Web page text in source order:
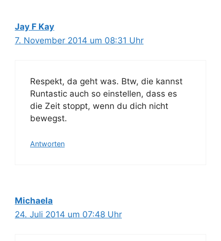
Jay F Kay
7. November 2014 um 08:31 Uhr
Respekt, da geht was. Btw, die kannst
Runtastic auch so einstellen, dass es
die Zeit stoppt, wenn du dich nicht
bewegst.
Antworten
Michaela
24. Juli 2014 um 07:48 Uhr